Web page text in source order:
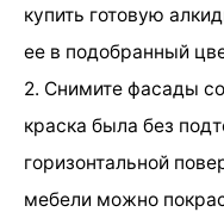
купить готовую
ее в подобранный
2. Снимите фасады
краска была без
горизонтальной
мебели можно